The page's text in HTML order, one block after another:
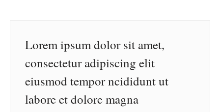
Lorem ipsum dolor sit amet,
consectetur adipiscing elit
eiusmod tempor ncididunt ut
labore et dolore magna